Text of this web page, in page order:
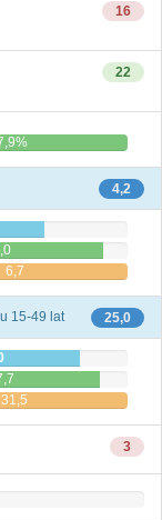
16
22
4,2
6,7
25,0
15-49 lat
31,5
3